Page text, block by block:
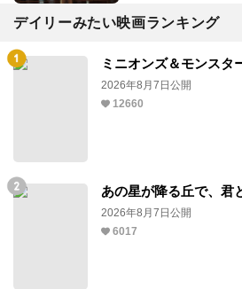
デイリーみたい映画ランキング
ミニオンズ＆モンスタ
2026年8月7日公開
12660
あの星が降る丘で、君
2026年8月7日公開
6017